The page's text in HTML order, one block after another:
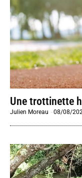
Une trottinette
Julien Moreau -08/08/